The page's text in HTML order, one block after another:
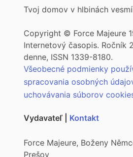
Tvoj domov v hlbinách
Copyright © Force Majeure
Internetový časopis. Ročník
denne, ISSN 1339-8180.
Všeobecné podmienky
spracovania osobných
uchovávania súborov
Vydavateľ | Kontakt
Force Majeure, Boženy
Prešov